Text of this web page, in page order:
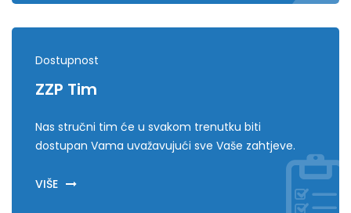
Dostupnost
ZZP Tim
Nas stručni tim će u svakom trenutku biti
dostupan Vama uvažavujući sve Vaše zahtjeve.
VIŠE